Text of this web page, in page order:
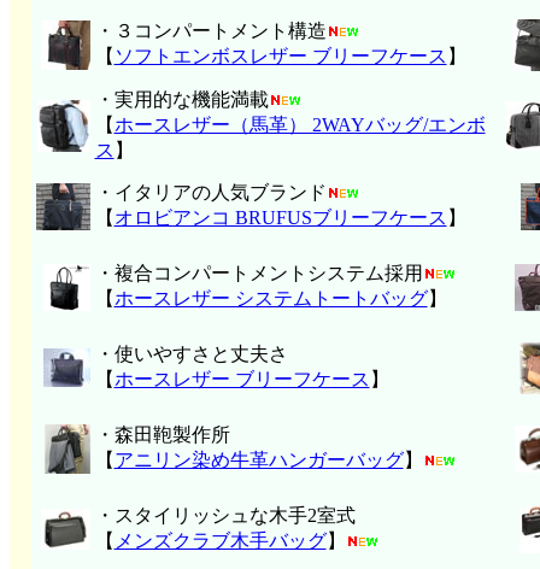
・３コンパートメント構造
【 ソフトエンボスレザー ブリーフケース 】
・実用的な機能満載
【 ホースレザー（馬革） 2WAYバッグ/エンボ
ス 】
・イタリアの人気ブランド
【 オロビアンコ BRUFUSブリーフケース 】
・複合コンパートメントシステム採用
【 ホースレザー システムトートバッグ】
・使いやすさと丈夫さ
【 ホースレザー ブリーフケース 】
・森田鞄製作所
【 アニリン染め牛革ハンガーバッグ】
・スタイリッシュな木手2室式
【 メンズクラブ木手バッグ】